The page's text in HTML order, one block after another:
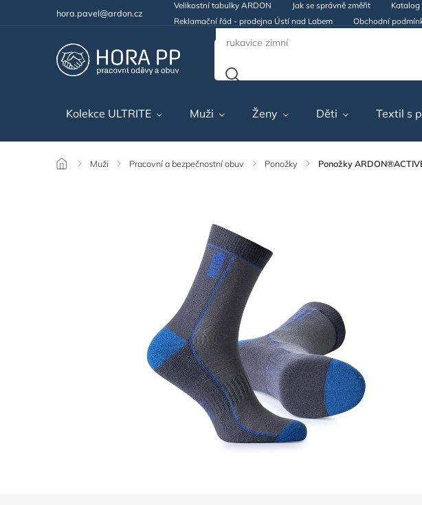
hora.pavel@ardon.cz
Velikostní tabulky ARDON Jak se správně změřit
Reklamační řád - prodejna Ústí nad Labem
Obchodní
Kolekce ULTRITE Muži Ženy Děti Textil s
/ Muži / Pracovní a bezpečnostní obuv / Ponožky / Ponožky